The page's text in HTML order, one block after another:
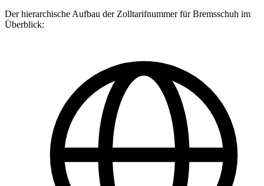
Der hierarchische Aufbau der Zolltarifnummer für Bremsschuh im
Überblick: